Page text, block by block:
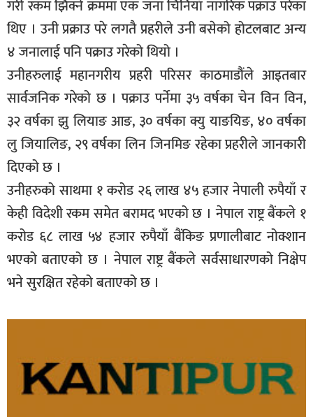
गरी रकम झिक्ने क्रममा एक जना चिनियाँ नागरिक पक्राउ परेका
थिए । उनी प्रक्राउ परे लगतै प्रहरीले उनी बसेको होटलबाट अन्य
४ जनालाई पनि पक्राउ गरेको थियो ।
उनीहरुलाई महानगरीय प्रहरी परिसर काठमाडौंले आइतबार
सार्वजनिक गरेको छ । पक्राउ पर्नेमा ३५ वर्षका चेन विन विन,
३२ वर्षका झु लियाङ आङ, ३० वर्षका क्यु याङयिङ, ४० वर्षका
लु जियालिङ, २९ वर्षका लिन जिनमिङ रहेका प्रहरीले जानकारी
दिएको छ ।
उनीहरुको साथमा १ करोड २६ लाख ४५ हजार नेपाली रुपैयाँ र
केही विदेशी रकम समेत बरामद भएको छ । नेपाल राष्ट्र बैंकले १
करोड ६८ लाख ५४ हजार रुपैयाँ बैंकिङ प्रणालीबाट नोक्शान
भएको बताएको छ । नेपाल राष्ट्र बैंकले सर्वसाधारणको निक्षेप
भने सुरक्षित रहेको बताएको छ ।